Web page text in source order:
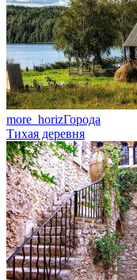
more_horizГорода
Тихая деревня